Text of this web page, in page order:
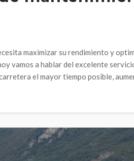
maximizar su rendimiento y
vamos a hablar del excelente
el mayor tiempo posible,